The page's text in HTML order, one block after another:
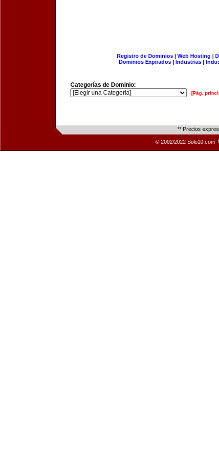
Registro de Dominios| Web Hosting |
Dominios Expirados | Industrias |
Categorías de Dominio:
[Pág.
** Precios
© 2002/2022 Solo10.com